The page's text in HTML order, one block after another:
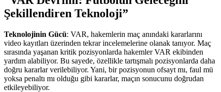
Şekillendiren Teknoloji”
Teknolojinin Gücü: VAR, hakemlerin maç anındaki kararlarını
video kayıtları üzerinden tekrar incelemelerine olanak tanıyor. Maç
sırasında yaşanan kritik pozisyonlarda hakemler VAR ekibinden
yardım alabiliyor. Bu sayede, özellikle tartışmalı pozisyonlarda daha
doğru kararlar verilebiliyor. Yani, bir pozisyonun ofsayt mı, faul mü
yoksa penaltı mı olduğu gibi kararlar, maçın sonucunu doğrudan
etkileyebiliyor.